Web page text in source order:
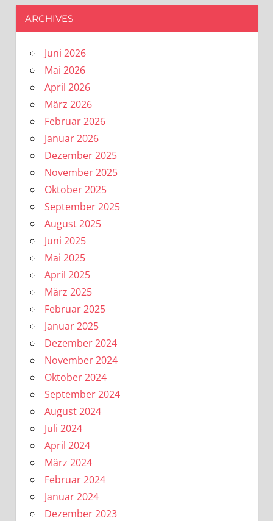
ARCHIVES
Juni 2026
Mai 2026
April 2026
März 2026
Februar 2026
Januar 2026
Dezember 2025
November 2025
Oktober 2025
September 2025
August 2025
Juni 2025
Mai 2025
April 2025
März 2025
Februar 2025
Januar 2025
Dezember 2024
November 2024
Oktober 2024
September 2024
August 2024
Juli 2024
April 2024
März 2024
Februar 2024
Januar 2024
Dezember 2023